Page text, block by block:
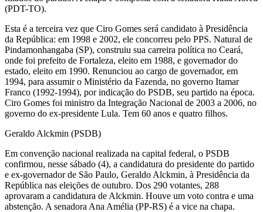
(PDT-TO).
Esta é a terceira vez que Ciro Gomes será candidato à Presidência
da República: em 1998 e 2002, ele concorreu pelo PPS. Natural de
Pindamonhangaba (SP), construiu sua carreira política no Ceará,
onde foi prefeito de Fortaleza, eleito em 1988, e governador do
estado, eleito em 1990. Renunciou ao cargo de governador, em
1994, para assumir o Ministério da Fazenda, no governo Itamar
Franco (1992-1994), por indicação do PSDB, seu partido na época.
Ciro Gomes foi ministro da Integração Nacional de 2003 a 2006, no
governo do ex-presidente Lula. Tem 60 anos e quatro filhos.
Geraldo Alckmin (PSDB)
Em convenção nacional realizada na capital federal, o PSDB
confirmou, nesse sábado (4), a candidatura do presidente do partido
e ex-governador de São Paulo, Geraldo Alckmin, à Presidência da
República nas eleições de outubro. Dos 290 votantes, 288
aprovaram a candidatura de Alckmin. Houve um voto contra e uma
abstenção. A senadora Ana Amélia (PP-RS) é a vice na chapa.